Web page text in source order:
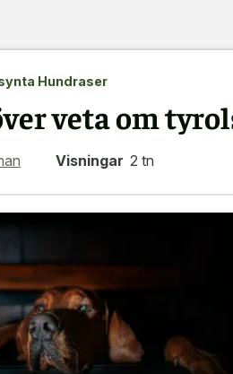
Hundraser
veta om
Visningar 2 tn